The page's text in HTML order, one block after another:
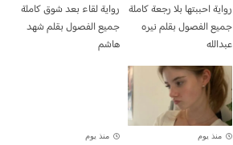
رواية احببتها بلا رجعة كاملة
جميع الفصول بقلم نيره
عبدالله
رواية لقاء بعد شوق كاملة
جميع الفصول بقلم شهد
هاشم
منذ يوم منذ يوم